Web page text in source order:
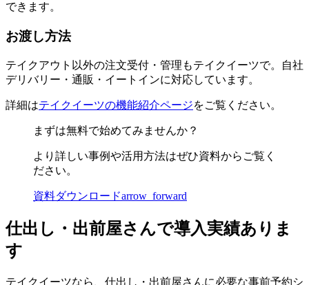
できます。
お渡し方法
テイクアウト以外の注文受付・管理もテイクイーツで。自社
デリバリー・通販・イートインに対応しています。
詳細はテイクイーツの機能紹介ページをご覧ください。
まずは無料で始めてみませんか？
より詳しい事例や活用方法はぜひ資料からご覧く
ださい。
資料ダウンロードarrow_forward
仕出し・出前屋さんで導入実績ありま
す
テイクイーツなら、仕出し・出前屋さんに必要な事前予約シ